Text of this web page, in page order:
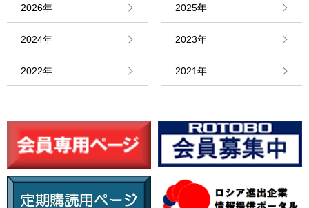
2026年 2025年
2024年 2023年
2022年 2021年